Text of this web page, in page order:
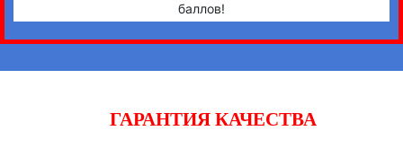
баллов!
ГАРАНТИЯ КАЧЕСТВА